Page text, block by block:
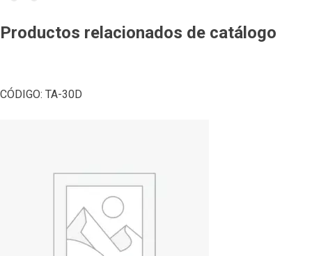
Productos relacionados de catálogo
CÓDIGO: TA-30D